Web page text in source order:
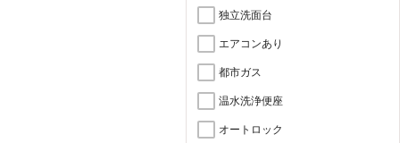
独立洗面台
エアコンあり
都市ガス
温水洗浄便座
オートロック